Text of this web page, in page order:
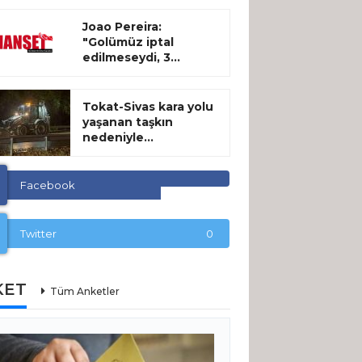
Joao Pereira:
"Golümüz iptal
edilmeseydi, 3...
Tokat-Sivas kara yolu
yaşanan taşkın
nedeniyle...
Facebook
Twitter 0
Tüm Anketler